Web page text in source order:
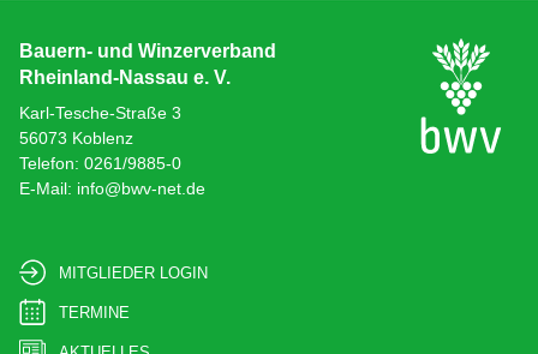
Bauern- und Winzerverband
Rheinland-Nassau e. V.
Karl-Tesche-Straße 3
56073 Koblenz
Telefon: 0261/9885-0
E-Mail: info@bwv-net.de
MITGLIEDER LOGIN
TERMINE